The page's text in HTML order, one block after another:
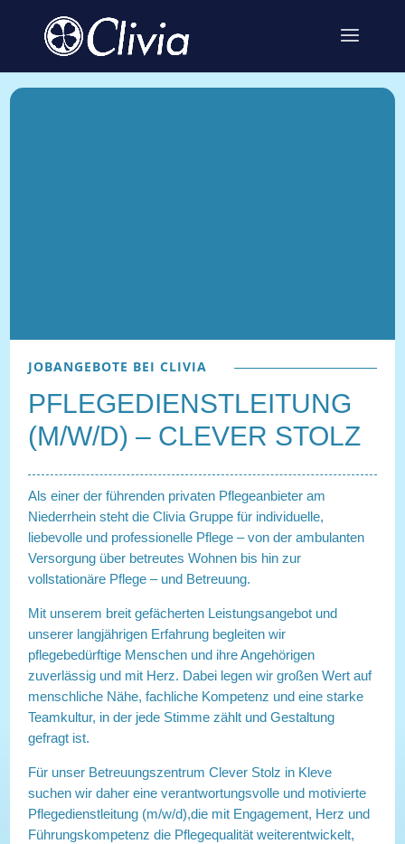
JOBANGEBOTE BEI CLIVIA
PFLEGEDIENSTLEITUNG
(M/W/D) – CLEVER STOLZ
Als einer der führenden privaten Pflegeanbieter am
Niederrhein steht die Clivia Gruppe für individuelle,
liebevolle und professionelle Pflege – von der ambulanten
Versorgung über betreutes Wohnen bis hin zur
vollstationäre Pflege – und Betreuung.
Mit unserem breit gefächerten Leistungsangebot und
unserer langjährigen Erfahrung begleiten wir
pflegebedürftige Menschen und ihre Angehörigen
zuverlässig und mit Herz. Dabei legen wir großen Wert auf
menschliche Nähe, fachliche Kompetenz und eine starke
Teamkultur, in der jede Stimme zählt und Gestaltung
gefragt ist.
Für unser Betreuungszentrum Clever Stolz in Kleve
suchen wir daher eine verantwortungsvolle und motivierte
Pflegedienstleitung (m/w/d),die mit Engagement, Herz und
Führungskompetenz die Pflegequalität weiterentwickelt,